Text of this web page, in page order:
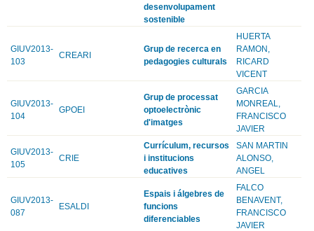
desenvolupament
sostenible
GIUV2013-
103
CREARI
Grup de recerca en
pedagogies culturals
HUERTA
RAMON,
RICARD
VICENT
GIUV2013-
104
GPOEI
Grup de processat
optoelectrònic
d'imatges
GARCIA
MONREAL,
FRANCISCO
JAVIER
GIUV2013-
105
CRIE
Currículum, recursos
i institucions
educatives
SAN MARTIN
ALONSO,
ANGEL
GIUV2013-
087
ESALDI
Espais i álgebres de
funcions
diferenciables
FALCO
BENAVENT,
FRANCISCO
JAVIER